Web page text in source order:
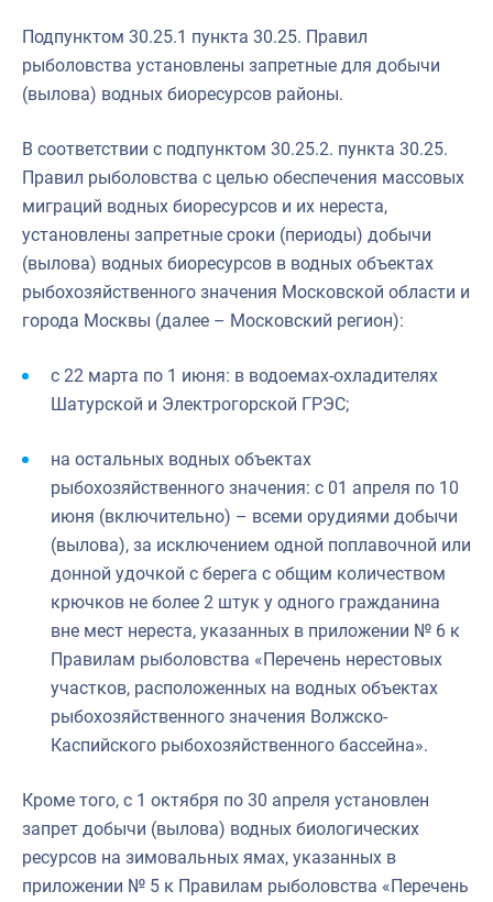
Подпунктом 30.25.1 пункта 30.25. Правил
рыболовства установлены запретные для добычи
(вылова) водных биоресурсов районы.
В соответствии с подпунктом 30.25.2. пункта 30.25.
Правил рыболовства с целью обеспечения массовых
миграций водных биоресурсов и их нереста,
установлены запретные сроки (периоды) добычи
(вылова) водных биоресурсов в водных объектах
рыбохозяйственного значения Московской области и
города Москвы (далее – Московский регион):
с 22 марта по 1 июня: в водоемах-охладителях
Шатурской и Электрогорской ГРЭС;
на остальных водных объектах
рыбохозяйственного значения: с 01 апреля по 10
июня (включительно) – всеми орудиями добычи
(вылова), за исключением одной поплавочной или
донной удочкой с берега с общим количеством
крючков не более 2 штук у одного гражданина
вне мест нереста, указанных в приложении № 6 к
Правилам рыболовства «Перечень нерестовых
участков, расположенных на водных объектах
рыбохозяйственного значения Волжско-
Каспийского рыбохозяйственного бассейна».
Кроме того, с 1 октября по 30 апреля установлен
запрет добычи (вылова) водных биологических
ресурсов на зимовальных ямах, указанных в
приложении № 5 к Правилам рыболовства «Перечень